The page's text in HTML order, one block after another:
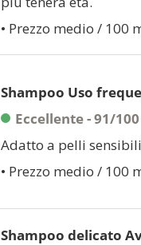
• Prezzo medio / 100
Shampoo Uso
Eccellente - 91/100
Adatto a pelli
• Prezzo medio / 100
Shampoo delicato